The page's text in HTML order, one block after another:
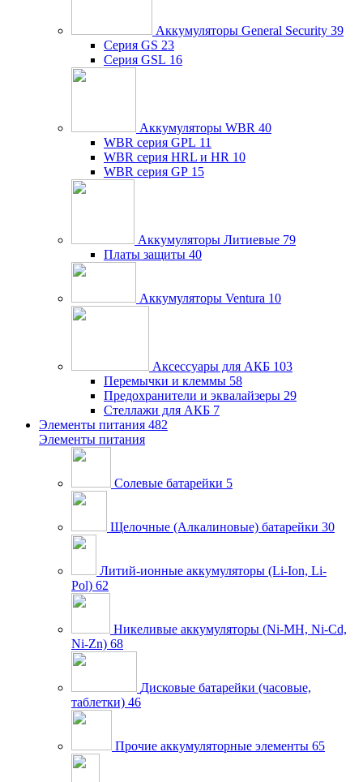
Аккумуляторы General Security 39
Серия GS 23
Серия GSL 16
Аккумуляторы WBR 40
WBR серия GPL 11
WBR серия HRL и HR 10
WBR серия GP 15
Аккумуляторы Литиевые 79
Платы защиты 40
Аккумуляторы Ventura 10
Аксессуары для АКБ 103
Перемычки и клеммы 58
Предохранители и эквалайзеры 29
Стеллажи для АКБ 7
Элементы питания 482
Элементы питания
Солевые батарейки 5
Щелочные (Алкалиновые) батарейки 30
Литий-ионные аккумуляторы (Li-Ion, Li-
Pol) 62
Никеливые аккумуляторы (Ni-MH, Ni-Cd,
Ni-Zn) 68
Дисковые батарейки (часовые,
таблетки) 46
Прочие аккумуляторные элементы 65